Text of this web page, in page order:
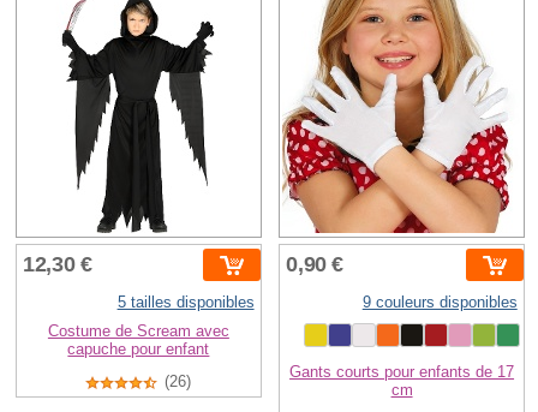
12,30 €
5 tailles disponibles
Costume de Scream avec
capuche pour enfant
(26)
0,90 €
9 couleurs disponibles
Gants courts pour enfants de 17
cm